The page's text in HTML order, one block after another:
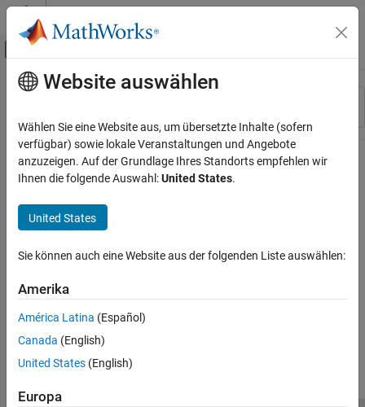
Weiter zum Inhalt
Umschaltung für Off-Canvas-
Ressource
Hauptinhalt
Website auswählen
Wählen Sie eine Website aus, um übersetzte Inhalte (sofern
verfügbar) sowie lokale Veranstaltungen und Angebote
anzuzeigen. Auf der Grundlage Ihres Standorts empfehlen wir
Ihnen die folgende Auswahl:United States.
United States
Sie können auch eine Website aus der folgenden Liste auswählen:
Amerika
América Latina (Español)
Canada (English)
United States (English)
Europa